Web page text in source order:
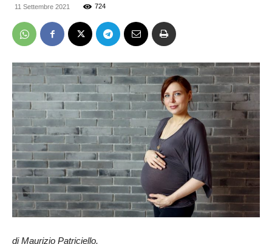
11 Settembre 2021 724
di Maurizio Patriciello.